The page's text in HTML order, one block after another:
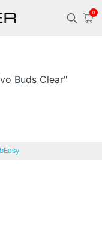
0
Buds Clear"